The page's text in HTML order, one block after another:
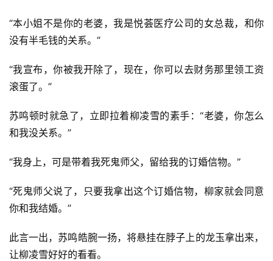
“本小姐不是你的老婆，我是悦荟医疗公司的女总裁，和你
没有半毛钱的关系。”
“我宣布，你被我开除了，现在，你可以去财务那里领工资
滚蛋了。”
苏鸣顿时就急了，立即拉着柳凌雪的素手：“老婆，你怎么
和我没关系。”
“我身上，可是带着我死鬼师父，留给我的订婚信物。”
“死鬼师父说了，只要我拿出这个订婚信物，柳家就会同意
你和我结婚。”
此言一出，苏鸣皓腕一扬，将悬挂在脖子上的龙玉拿出来，
让柳凌雪好好的看看。